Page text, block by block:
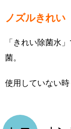
ノズルきれい
「きれい除菌水
菌。
使用していない時